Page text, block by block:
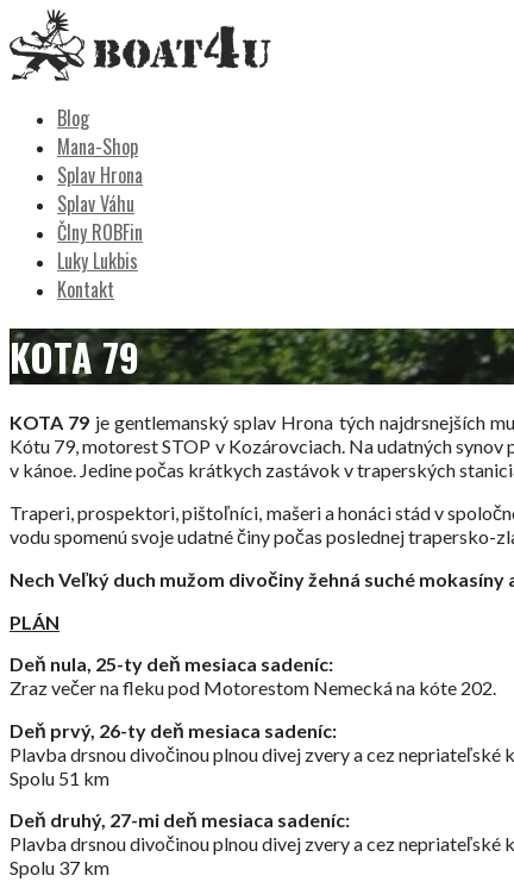
to
content
Blog
Mana-Shop
Splav Hrona
Splav Váhu
Člny ROBFin
Luky Lukbis
Kontakt
KOTA 79
KOTA 79 je gentlemanský splav Hrona tých najdrsnejších
Kótu 79, motorest STOP v Kozárovciach. Na udatných
v kánoe. Jedine počas krátkych zastávok v traperských
Traperi, prospektori, pištoľníci, mašeri a honáci stád v
vodu spomenú svoje udatné činy počas poslednej trapersko-
Nech Veľký duch mužom divočiny žehná suché mokasíny
PLÁN
Deň nula, 25-ty deň mesiaca sadeníc:
Zraz večer na fleku pod Motorestom Nemecká na kóte 202.
Deň prvý, 26-ty deň mesiaca sadeníc:
Plavba drsnou divočinou plnou divej zvery a cez
Spolu 51 km
Deň druhý, 27-mi deň mesiaca sadeníc:
Plavba drsnou divočinou plnou divej zvery a cez
Spolu 37 km